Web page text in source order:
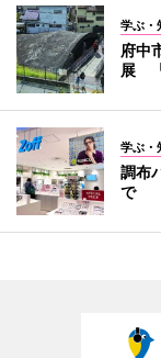
学ぶ・
府中
展
学ぶ・
調布
で